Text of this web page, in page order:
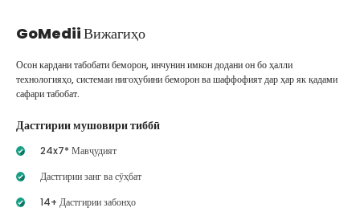
GoMediiВижагиҳо
Осон кардани табобати беморон, инчунин имкон додани он бо ҳалли
технологияҳо, системаи нигоҳубини беморон ва шаффофият дар ҳар як қадами
сафари табобат.
Дастгирии мушовири тиббӣ
24x7* Мавҷудият
Дастгирии занг ва сӯҳбат
14+ Дастгирии забонҳо